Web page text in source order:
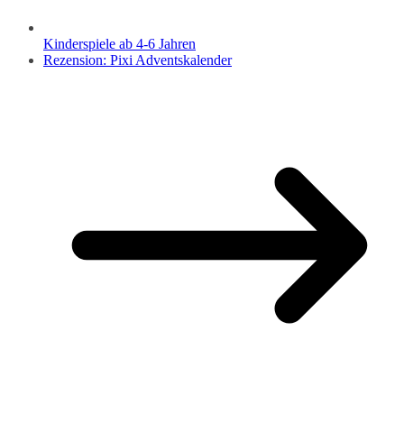
Kinderspiele ab 4-6 Jahren
Rezension: Pixi Adventskalender